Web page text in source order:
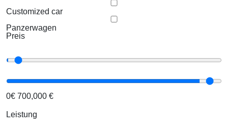
Customized car
Panzerwagen
Preis
0€ 700,000 €
Leistung